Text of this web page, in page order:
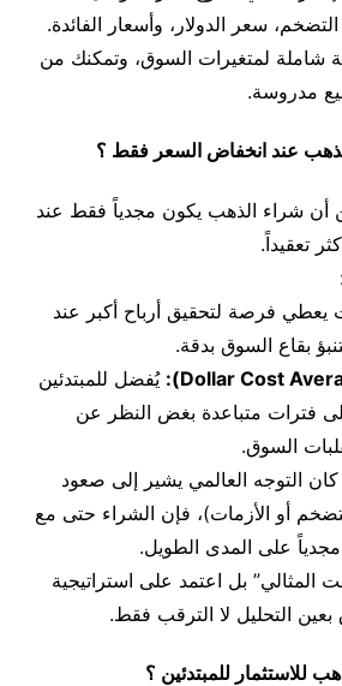
سعر الدولار، وأسعار الفائدة.
شاملة لمتغيرات السوق، وتمكنك من
مدروسة.
عند انخفاض السعر فقط ؟
أن شراء الذهب يكون مجدياً فقط عند
تعقيداً.
يعطي فرصة لتحقيق أرباح أكبر عند
بقاع السوق بدقة.
يُفضل للمبتدئين
فترات متباعدة بغض النظر عن
السوق.
كان التوجه العالمي يشير إلى صعود
أو الأزمات)، فإن الشراء حتى مع
على المدى الطويل.
المثالي” بل اعتمد على استراتيجية
التحليل لا الترقب فقط.
للاستثمار للمبتدئين ؟